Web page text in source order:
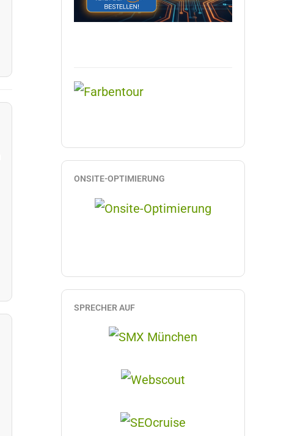
ONSITE-OPTIMIERUNG
SPRECHER AUF